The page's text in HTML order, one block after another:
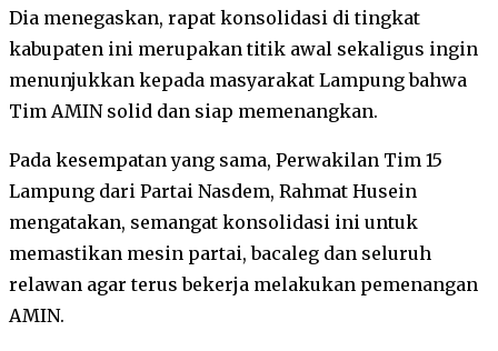
Dia menegaskan, rapat konsolidasi di tingkat
kabupaten ini merupakan titik awal sekaligus ingin
menunjukkan kepada masyarakat Lampung bahwa
Tim AMIN solid dan siap memenangkan.
Pada kesempatan yang sama, Perwakilan Tim 15
Lampung dari Partai Nasdem, Rahmat Husein
mengatakan, semangat konsolidasi ini untuk
memastikan mesin partai, bacaleg dan seluruh
relawan agar terus bekerja melakukan pemenangan
AMIN.